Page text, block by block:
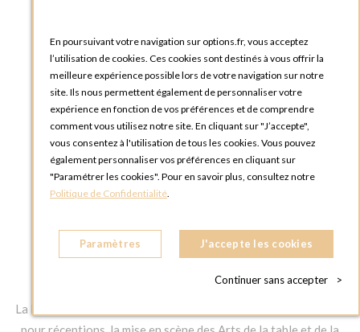
Français
La Maison Options est spécialisée dans la location de matériel
En poursuivant votre navigation sur options.fr, vous acceptez
l’utilisation de cookies. Ces cookies sont destinés à vous offrir la
meilleure expérience possible lors de votre navigation sur notre
site. Ils nous permettent également de personnaliser votre
expérience en fonction de vos préférences et de comprendre
comment vous utilisez notre site. En cliquant sur "J’accepte",
vous consentez à l'utilisation de tous les cookies. Vous pouvez
également personnaliser vos préférences en cliquant sur
"Paramétrer les cookies". Pour en savoir plus, consultez notre
Politique de Confidentialité.
Paramètres J'accepte les cookies
Continuer sans accepter >